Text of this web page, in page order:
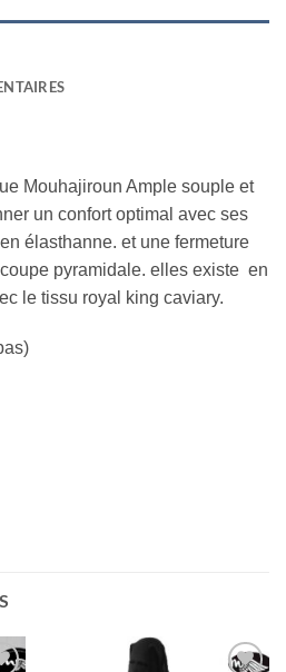
Mouhajiroun Ample souple et
un confort optimal avec ses
élasthanne. et une fermeture
pyramidale. elles existe en
le tissu royal king caviary.